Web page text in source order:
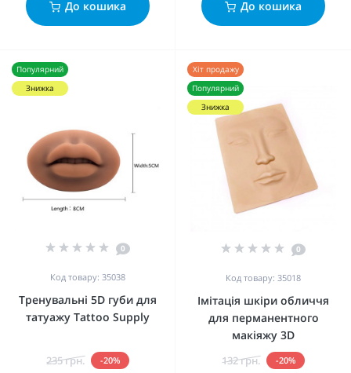
До кошика До кошика
Популярний
Знижка
0
Код товару: 35038
Тренувальні 5D губи для
татуажу Tattoo Supply
235 грн. -20%
Хіт продажу
Популярний
Знижка
0
Код товару: 35018
Імітація шкіри обличчя
для перманентного
макіяжу 3D
132 грн. -20%